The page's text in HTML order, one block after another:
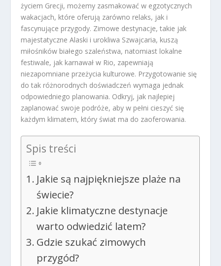
życiem Grecji, możemy zasmakować w egzotycznych
wakacjach, które oferują zarówno relaks, jak i
fascynujące przygody. Zimowe destynacje, takie jak
majestatyczne Alaski i urokliwa Szwajcaria, kuszą
miłośników białego szaleństwa, natomiast lokalne
festiwale, jak karnawał w Rio, zapewniają
niezapomniane przeżycia kulturowe. Przygotowanie się
do tak różnorodnych doświadczeń wymaga jednak
odpowiedniego planowania. Odkryj, jak najlepiej
zaplanować swoje podróże, aby w pełni cieszyć się
każdym klimatem, który świat ma do zaoferowania.
Spis treści
Jakie są najpiękniejsze plaże na
świecie?
Jakie klimatyczne destynacje
warto odwiedzić latem?
Gdzie szukać zimowych
przygód?